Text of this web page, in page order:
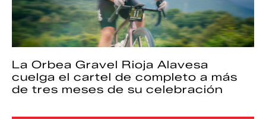
La Orbea Gravel Rioja Alavesa
cuelga el cartel de completo a más
de tres meses de su celebración